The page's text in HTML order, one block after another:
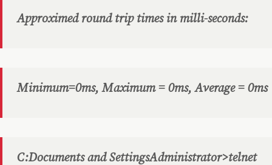
Approximed round trip times in milli-seconds:
Minimum=0ms, Maximum = 0ms, Average = 0ms
C:Documents and SettingsAdministrator>telnet